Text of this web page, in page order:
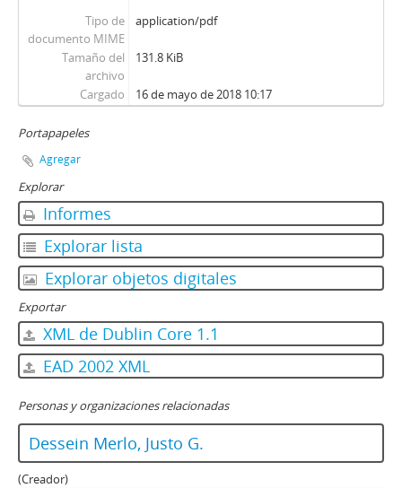
Tipo de
documento MIME
application/pdf
Tamaño del
archivo
131.8 KiB
Cargado 16 de mayo de 2018 10:17
Portapapeles
Agregar
Explorar
Informes
Explorar lista
Explorar objetos digitales
Exportar
XML de Dublin Core 1.1
EAD 2002 XML
Personas y organizaciones relacionadas
Dessein Merlo, Justo G.
(Creador)